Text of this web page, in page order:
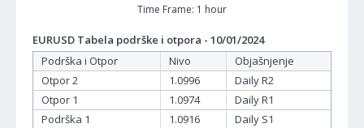
Time Frame: 1 hour
EURUSD Tabela podrške i otpora - 10/01/2024
Podrška i Otpor
Nivo
Objašnjenje
Otpor 2
1.0996
Daily R2
Otpor 1
1.0974
Daily R1
Podrška 1
1.0916
Daily S1